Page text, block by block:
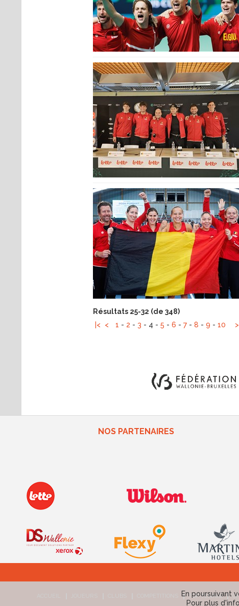
Résultats 25-32 (de 348)
|<
< 1 - 2 - 3 - 4 - 5 - 6 - 7 - 8 - 9 - 10 >
NOS PARTENAIRES
TOP TENNIS
En poursuivant
Pour plus